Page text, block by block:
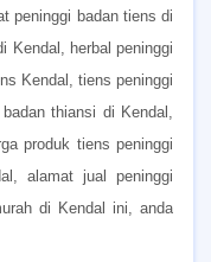
peninggi badan tiens di
Kendal, herbal peninggi
Kendal, tiens peninggi
thiansi di Kendal,
produk tiens peninggi
alamat jual peninggi
di Kendal ini, anda